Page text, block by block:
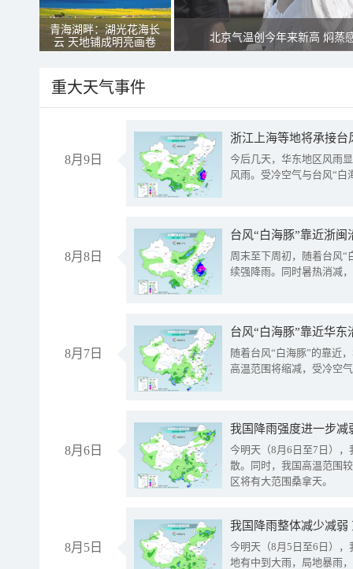
青海湖畔：湖光花海长
云 天地铺成明亮画卷
北京气温创今年来新高 焖蒸
重大天气事件
8月9日
浙江上海等地将承接台
今后几天，华东地区风雨
风雨。受冷空气与台风“白
8月8日
台风“白海豚”靠近浙
周末至下周初，随着台风“
续强降雨。同时暑热消减
8月7日
台风“白海豚”靠近华
随着台风“白海豚”的靠近
高温范围将缩减，受冷空
8月6日
今明天（8月6日至7日）
散。同时，我国高温范围
区将有大范围桑拿天。
8月5日
我国降雨整体减少减弱
今明天（8月5日至6日）
地有中到大雨，局地暴雨